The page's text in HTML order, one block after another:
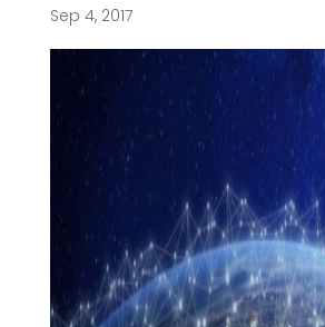
Sep 4, 2017